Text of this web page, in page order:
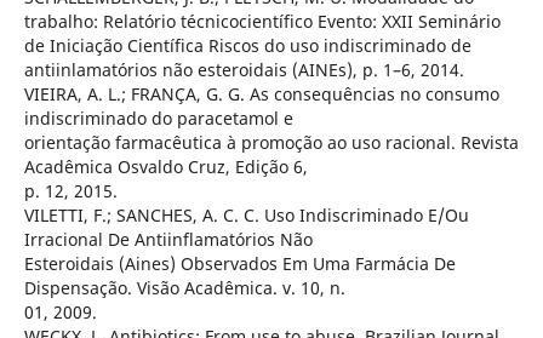
trabalho: Relatório técnicocientífico Evento: XXII Seminário
de Iniciação Científica Riscos do uso indiscriminado de
antiinlamatórios não esteroidais (AINEs), p. 1–6, 2014.
VIEIRA, A. L.; FRANÇA, G. G. As consequências no consumo
indiscriminado do paracetamol e
orientação farmacêutica à promoção ao uso racional. Revista
Acadêmica Osvaldo Cruz, Edição 6,
p. 12, 2015.
VILETTI, F.; SANCHES, A. C. C. Uso Indiscriminado E/Ou
Irracional De Antiinflamatórios Não
Esteroidais (Aines) Observados Em Uma Farmácia De
Dispensação. Visão Acadêmica. v. 10, n.
01, 2009.